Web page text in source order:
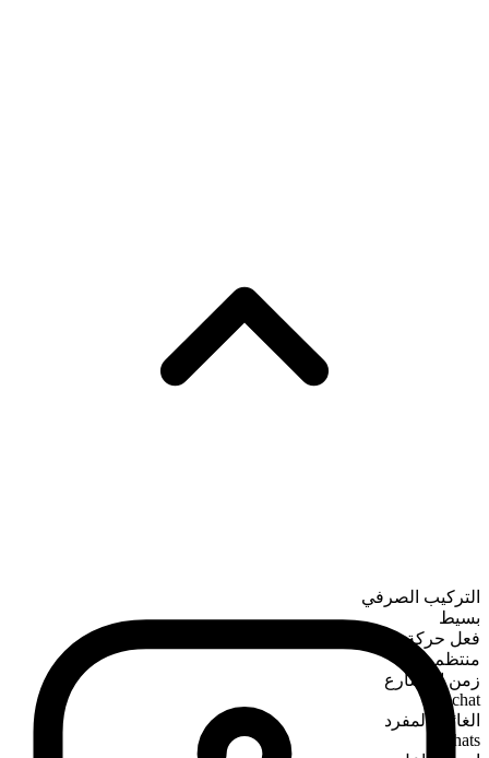
التركيب الصرفي
بسيط
فعل حركة
منتظم
زمن المضارع
chat
الغائب المفرد
chats